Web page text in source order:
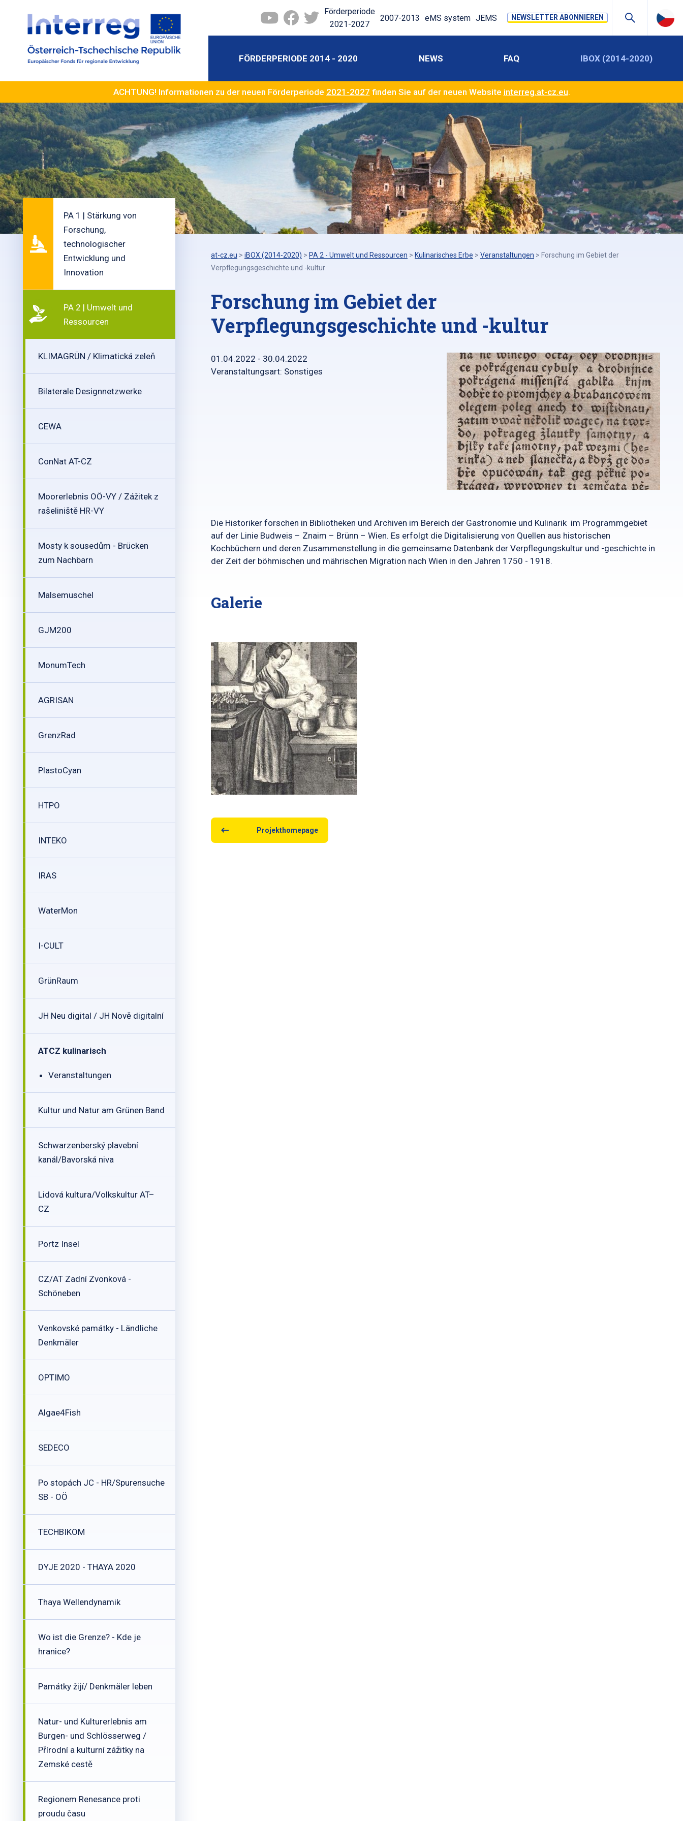
Förderperiode
2021-2027
2007-2013 eMS system JEMS NEWSLETTER ABONNIEREN
FÖRDERPERIODE 2014 - 2020 NEWS FAQ IBOX (2014-2020)
ACHTUNG! Informationen zu der neuen Förderperiode 2021-2027 finden Sie auf der neuen Website interreg.at-cz.eu.
PA 1 | Stärkung von
Forschung,
technologischer
Entwicklung und
Innovation
PA 2 | Umwelt und
Ressourcen
KLIMAGRÜN / Klimatická zeleň
Bilaterale Designnetzwerke
CEWA
ConNat AT-CZ
Moorerlebnis OÖ-VY / Zážitek z
rašeliniště HR-VY
Mosty k sousedům - Brücken
zum Nachbarn
Malsemuschel
GJM200
MonumTech
AGRISAN
GrenzRad
PlastoCyan
HTPO
INTEKO
IRAS
WaterMon
I-CULT
GrünRaum
JH Neu digital / JH Nově digitalní
ATCZ kulinarisch
Veranstaltungen
Kultur und Natur am Grünen Band
Schwarzenberský plavební
kanál/Bavorská niva
Lidová kultura/Volkskultur AT–
CZ
Portz Insel
CZ/AT Zadní Zvonková -
Schöneben
Venkovské památky - Ländliche
Denkmäler
OPTIMO
Algae4Fish
SEDECO
Po stopách JC - HR/Spurensuche
SB - OÖ
TECHBIKOM
DYJE 2020 - THAYA 2020
Thaya Wellendynamik
Wo ist die Grenze? - Kde je
hranice?
Památky žijí/ Denkmäler leben
Natur- und Kulturerlebnis am
Burgen- und Schlösserweg /
Přírodní a kulturní zážitky na
Zemské cestě
Regionem Renesance proti
proudu času
at-cz.eu > iBOX (2014-2020) > PA 2 - Umwelt und Ressourcen > Kulinarisches Erbe > Veranstaltungen > Forschung im Gebiet der
Verpflegungsgeschichte und -kultur
Forschung im Gebiet der
Verpflegungsgeschichte und -kultur
01.04.2022 - 30.04.2022
Veranstaltungsart: Sonstiges
Die Historiker forschen in Bibliotheken und Archiven im Bereich der Gastronomie und Kulinarik im Programmgebiet
auf der Linie Budweis – Znaim – Brünn – Wien. Es erfolgt die Digitalisierung von Quellen aus historischen
Kochbüchern und deren Zusammenstellung in die gemeinsame Datenbank der Verpflegungskultur und -geschichte in
der Zeit der böhmischen und mährischen Migration nach Wien in den Jahren 1750 - 1918.
Galerie
Projekthomepage